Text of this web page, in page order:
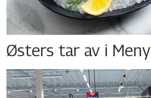
Østers tar av i Meny